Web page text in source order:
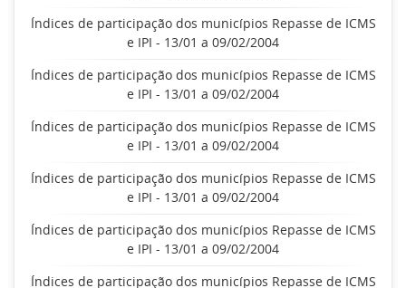
Índices de participação dos municípios Repasse de ICMS
e IPI - 13/01 a 09/02/2004
Índices de participação dos municípios Repasse de ICMS
e IPI - 13/01 a 09/02/2004
Índices de participação dos municípios Repasse de ICMS
e IPI - 13/01 a 09/02/2004
Índices de participação dos municípios Repasse de ICMS
e IPI - 13/01 a 09/02/2004
Índices de participação dos municípios Repasse de ICMS
e IPI - 13/01 a 09/02/2004
Índices de participação dos municípios Repasse de ICMS